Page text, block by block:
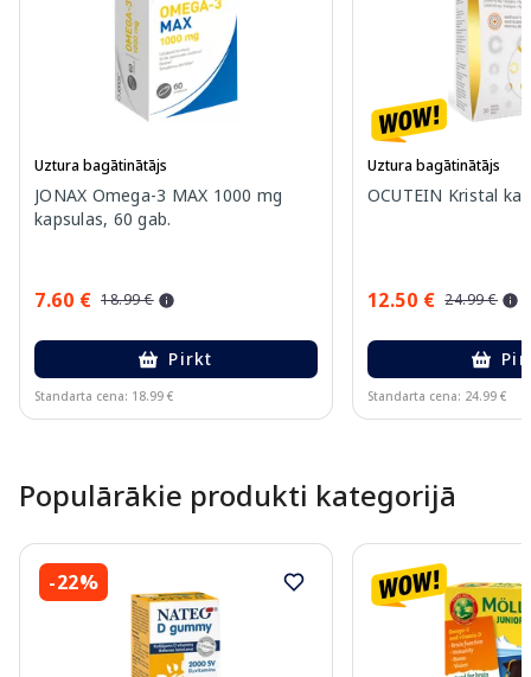
Uztura bagātinātājs
JONAX Omega-3 MAX 1000 mg
kapsulas, 60 gab.
7.60 € 18.99 €
Pirkt
Standarta cena: 18.99 €
Uztura bagātinātājs
OCUTEIN Kristal
12.50 € 24.99 €
Standarta cena: 24.99 €
Populārākie produkti kategorijā
-22%